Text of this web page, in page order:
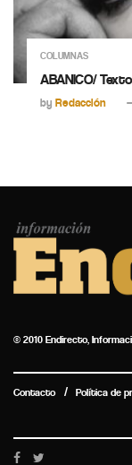
COLUMNAS
ABANICO/
by Redacción
© 2010 Endirecto,
Contacto Política de